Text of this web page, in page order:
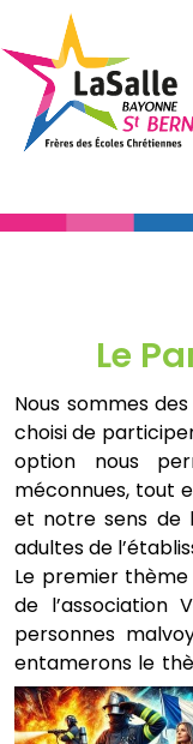
Le
Nous sommes
choisi de
option nous
méconnues, tout
et notre sens de
adultes de
Le premier
de l’association
personnes
entamerons le